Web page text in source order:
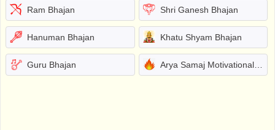
Ram Bhajan Shri Ganesh Bhajan
Hanuman Bhajan Khatu Shyam Bhajan
Guru Bhajan Arya Samaj Motivational Bhajans